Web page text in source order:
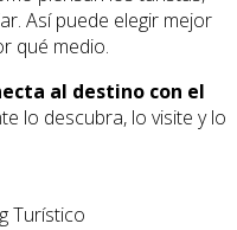
Así puede elegir mejor
qué medio.
al destino con el
lo descubra, lo visite y lo
Turístico